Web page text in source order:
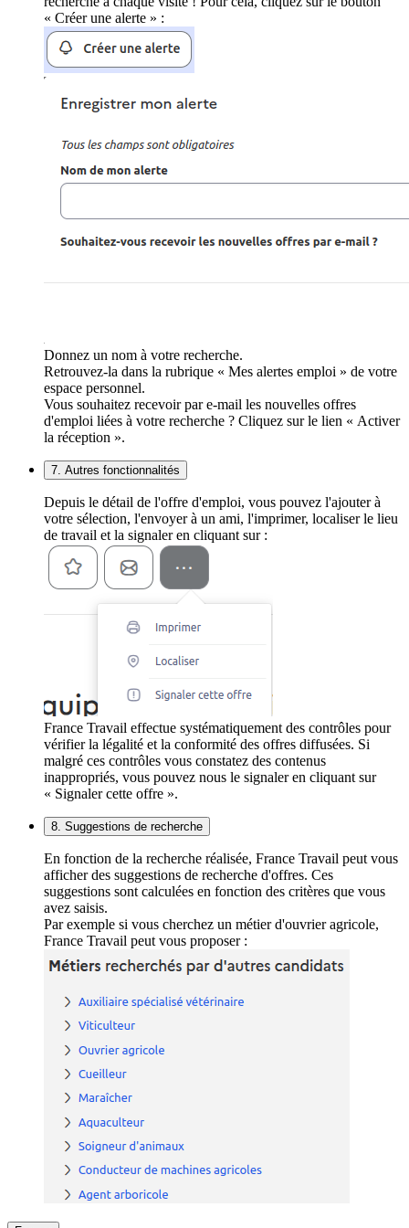
« Créer une alerte » :
Donnez un nom à votre recherche.
Retrouvez-la dans la rubrique « Mes alertes emploi » de votre
espace personnel.
Vous souhaitez recevoir par e-mail les nouvelles offres
d'emploi liées à votre recherche ? Cliquez sur le lien « Activer
la réception ».
7. Autres fonctionnalités
Depuis le détail de l'offre d'emploi, vous pouvez l'ajouter à
votre sélection, l'envoyer à un ami, l'imprimer, localiser le lieu
de travail et la signaler en cliquant sur :
France Travail effectue systématiquement des contrôles pour
vérifier la légalité et la conformité des offres diffusées. Si
malgré ces contrôles vous constatez des contenus
inappropriés, vous pouvez nous le signaler en cliquant sur
« Signaler cette offre ».
8. Suggestions de recherche
En fonction de la recherche réalisée, France Travail peut vous
afficher des suggestions de recherche d'offres. Ces
suggestions sont calculées en fonction des critères que vous
avez saisis.
Par exemple si vous cherchez un métier d'ouvrier agricole,
France Travail peut vous proposer :